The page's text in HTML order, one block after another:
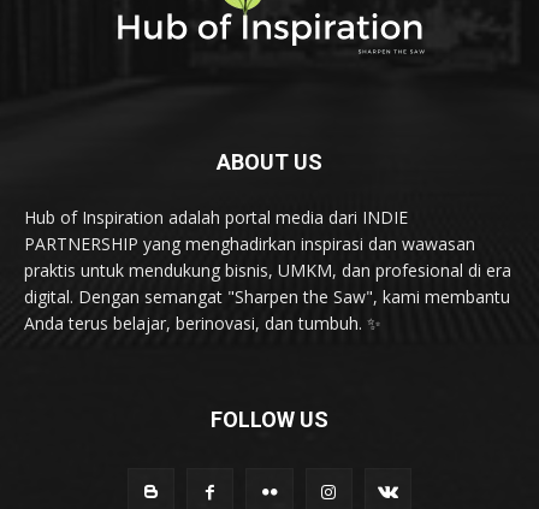
ABOUT US
Hub of Inspiration adalah portal media dari INDIE
PARTNERSHIP yang menghadirkan inspirasi dan wawasan
praktis untuk mendukung bisnis, UMKM, dan profesional di era
digital. Dengan semangat "Sharpen the Saw", kami membantu
Anda terus belajar, berinovasi, dan tumbuh. ✨
FOLLOW US